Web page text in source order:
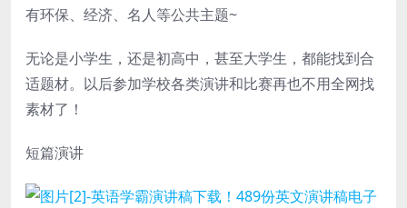
有环保、经济、名人等公共主题~
无论是小学生，还是初高中，甚至大学生，都能找到合
适题材。以后参加学校各类演讲和比赛再也不用全网找
素材了！
短篇演讲